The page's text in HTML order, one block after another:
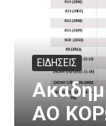
ΕΙΔΗΣΕΙΣ
ΑΟ